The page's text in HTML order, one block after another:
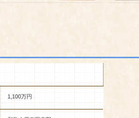
1,100万円